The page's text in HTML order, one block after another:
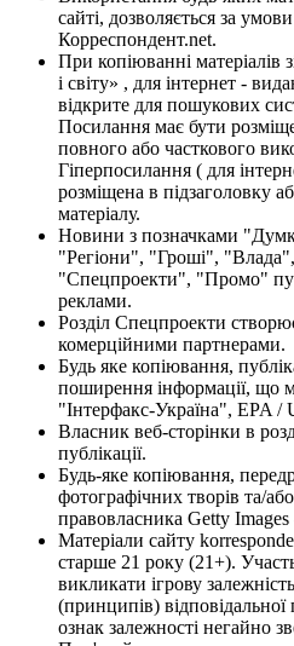
сайті, дозволяється за
Корреспондент.net.
При копіюванні матеріалів
і світу» , для інтернет -
відкрите для пошукових
Посилання має бути
повного або часткового
Гіперпосилання ( для
розміщена в підзаголовку
матеріалу.
Новини з позначками
"Регіони", "Гроші",
"Спецпроекти", "Промо"
реклами.
Розділ Спецпроекти
комерційними партнерами.
Будь яке копіювання,
поширення інформації, що
"Інтерфакс-Україна", EPA /
Власник веб-сторінки в
публікації.
Будь-яке копіювання,
фотографічних творів та/
правовласника Getty Images
Матеріали сайту
старше 21 року (21+).
викликати ігрову
(принципів)
ознак залежності негайно